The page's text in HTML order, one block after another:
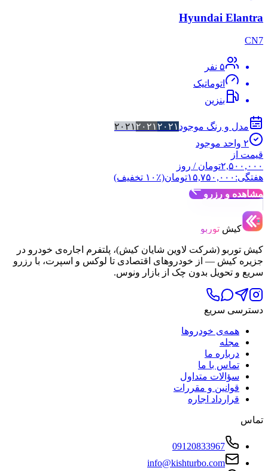
Hyundai Elantra
CN7
۵ نفر
اتوماتیک
بنزین
مدل و رنگ موجود ۲۰۲۱ ۲۰۲۱۲۰۲۱
۲ واحد موجود
قیمت از
۲,۵۰۰,۰۰۰تومان / روز
هفتگی: ۱۵,۷۵۰,۰۰۰تومان(٪ ۱۰ تخفیف)
مشاهده و رزرو
کیش توربو
کیش توربو (شرکت لاوین شایان کیش)، پلتفرم اجاره‌ی خودرو در
جزیره کیش — از خودروهای اقتصادی تا لوکس و اسپرت، با رزرو
سریع و تحویل بدون چک از بازار ونوس.
دسترسی سریع
همه‌ی خودروها
مجله
درباره ما
تماس با ما
سؤالات متداول
قوانین و مقررات
قرارداد اجاره
تماس
09120833967
info@kishturbo.com